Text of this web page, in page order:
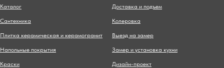
Каталог
Сантехника
Плитка керамическая и керамогранит
Напольные покрытия
Краски
Доставка и подъем
Колеровка
Выезд на замер
Замер и установка кухни
Дизайн-проект